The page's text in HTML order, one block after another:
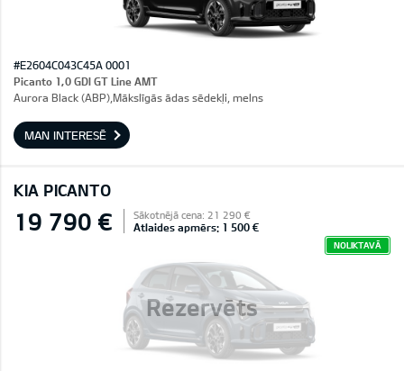
#E2604C043C45A 0001
Picanto 1,0 GDI GT Line AMT
Aurora Black (ABP),Mākslīgās ādas sēdekļi, melns
MAN INTERESĒ
KIA PICANTO
Rezervēts
19 790 € Sākotnējā cena: 21 290 €
Atlaides apmērs: 1 500 €
NOLIKTAVĀ